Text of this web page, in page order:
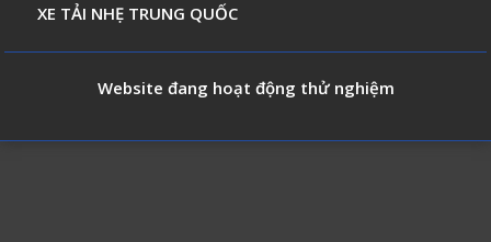
XE TẢI NHẸ TRUNG QUỐC
Website đang hoạt động thử nghiệm